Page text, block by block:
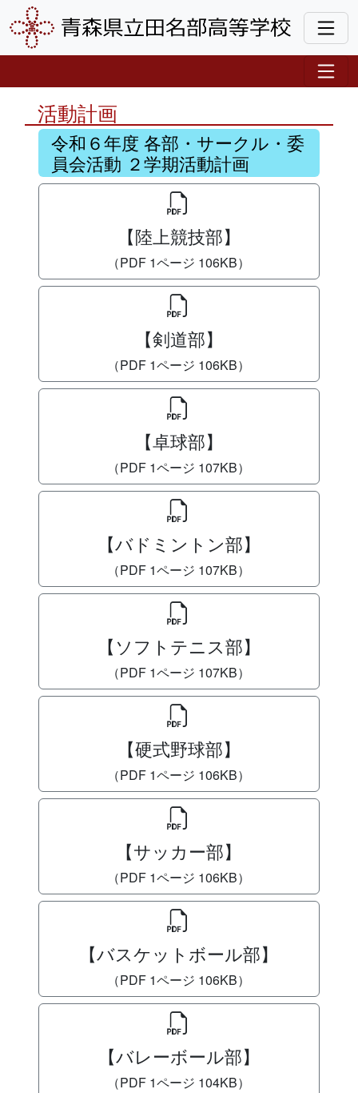
活動計画
令和６年度 各部・サークル・委
員会活動 ２学期活動計画
【陸上競技部】
（PDF 1ページ 106KB）
【剣道部】
（PDF 1ページ 106KB）
【卓球部】
（PDF 1ページ 107KB）
【バドミントン部】
（PDF 1ページ 107KB）
【ソフトテニス部】
（PDF 1ページ 107KB）
【硬式野球部】
（PDF 1ページ 106KB）
【サッカー部】
（PDF 1ページ 106KB）
【バスケットボール部】
（PDF 1ページ 106KB）
【バレーボール部】
（PDF 1ページ 104KB）